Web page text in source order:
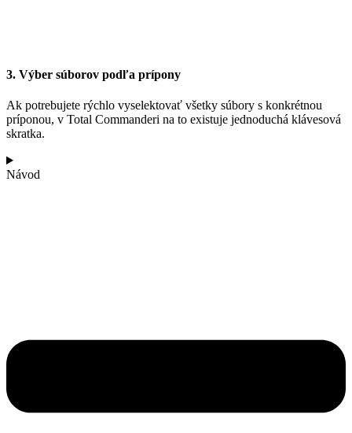
3. Výber súborov podľa prípony
Ak potrebujete rýchlo vyselektovať všetky súbory s konkrétnou
príponou, v Total Commanderi na to existuje jednoduchá klávesová
skratka.
Návod